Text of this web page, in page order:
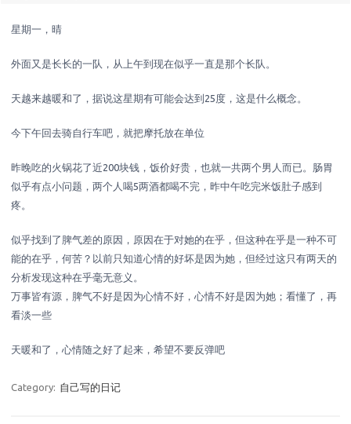
星期一，晴
外面又是长长的一队，从上午到现在似乎一直是那个长队。
天越来越暖和了，据说这星期有可能会达到25度，这是什么概念。
今下午回去骑自行车吧，就把摩托放在单位
昨晚吃的火锅花了近200块钱，饭价好贵，也就一共两个男人而已。肠胃
似乎有点小问题，两个人喝5两酒都喝不完，昨中午吃完米饭肚子感到
疼。
似乎找到了脾气差的原因，原因在于对她的在乎，但这种在乎是一种不可
能的在乎，何苦？以前只知道心情的好坏是因为她，但经过这只有两天的
分析发现这种在乎毫无意义。
万事皆有源，脾气不好是因为心情不好，心情不好是因为她；看懂了，再
看淡一些
天暖和了，心情随之好了起来，希望不要反弹吧
Category: 自己写的日记